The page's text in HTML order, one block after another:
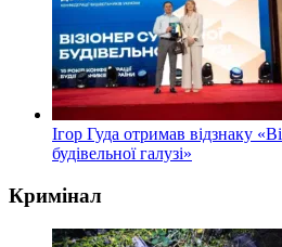
Ігор Гуда отримав відзнаку
будівельної галузі»
Кримінал